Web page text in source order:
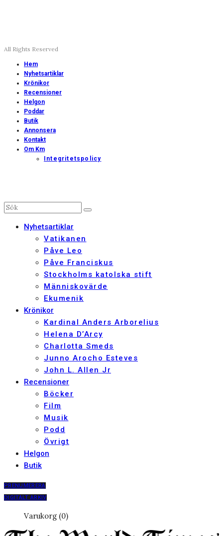
All Rights Reserved
Hem
Nyhetsartiklar
Krönikor
Recensioner
Helgon
Poddar
Butik
Annonsera
Kontakt
Om Km
Integritetspolicy
Nyhetsartiklar
Vatikanen
Påve Leo
Påve Franciskus
Stockholms katolska stift
Människovärde
Ekumenik
Krönikor
Kardinal Anders Arborelius
Helena D’Arcy
Charlotta Smeds
Junno Arocho Esteves
John L. Allen Jr
Recensioner
Böcker
Film
Musik
Podd
Övrigt
Helgon
Butik
PRENUMERERA
DIGITALT ARKIV
Varukorg (0)